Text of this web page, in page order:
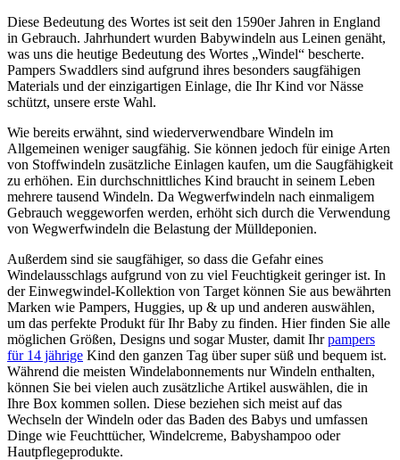
Diese Bedeutung des Wortes ist seit den 1590er Jahren in England
in Gebrauch. Jahrhundert wurden Babywindeln aus Leinen genäht,
was uns die heutige Bedeutung des Wortes „Windel“ bescherte.
Pampers Swaddlers sind aufgrund ihres besonders saugfähigen
Materials und der einzigartigen Einlage, die Ihr Kind vor Nässe
schützt, unsere erste Wahl.
Wie bereits erwähnt, sind wiederverwendbare Windeln im
Allgemeinen weniger saugfähig. Sie können jedoch für einige Arten
von Stoffwindeln zusätzliche Einlagen kaufen, um die Saugfähigkeit
zu erhöhen. Ein durchschnittliches Kind braucht in seinem Leben
mehrere tausend Windeln. Da Wegwerfwindeln nach einmaligem
Gebrauch weggeworfen werden, erhöht sich durch die Verwendung
von Wegwerfwindeln die Belastung der Mülldeponien.
Außerdem sind sie saugfähiger, so dass die Gefahr eines
Windelausschlags aufgrund von zu viel Feuchtigkeit geringer ist. In
der Einwegwindel-Kollektion von Target können Sie aus bewährten
Marken wie Pampers, Huggies, up & up und anderen auswählen,
um das perfekte Produkt für Ihr Baby zu finden. Hier finden Sie alle
möglichen Größen, Designs und sogar Muster, damit Ihrpampers
für 14 jährige Kind den ganzen Tag über super süß und bequem ist.
Während die meisten Windelabonnements nur Windeln enthalten,
können Sie bei vielen auch zusätzliche Artikel auswählen, die in
Ihre Box kommen sollen. Diese beziehen sich meist auf das
Wechseln der Windeln oder das Baden des Babys und umfassen
Dinge wie Feuchttücher, Windelcreme, Babyshampoo oder
Hautpflegeprodukte.